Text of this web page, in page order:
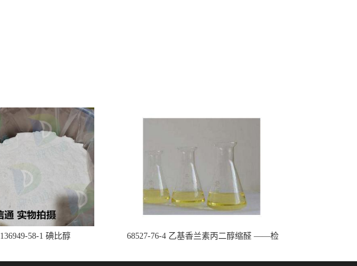
136949-58-1 碘比醇
68527-76-4 乙基香兰素丙二醇缩醛 ——检